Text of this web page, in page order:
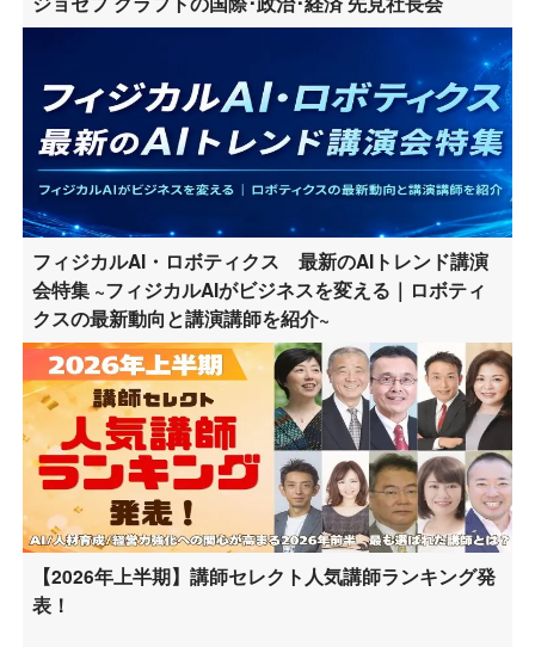
フィジカルAI・ロボティクス 最新のAIトレンド講演
会特集 ~フィジカルAIがビジネスを変える｜ロボティ
クスの最新動向と講演講師を紹介~
【2026年上半期】講師セレクト人気講師ランキング発
表！